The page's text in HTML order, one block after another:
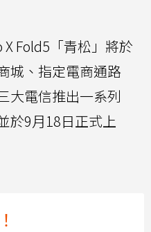
Fold5「青松」將於
城、指定電商通路
大電信推出一系列
於9月18日正式上